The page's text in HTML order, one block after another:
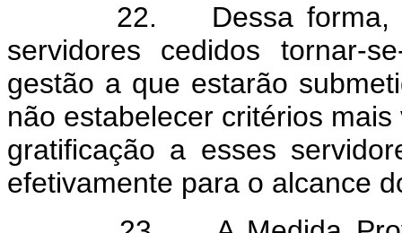
22. Dessa forma, a
servidores cedidos tornar-
gestão a que estarão
não estabelecer critérios
gratificação a esses
efetivamente para o alcance